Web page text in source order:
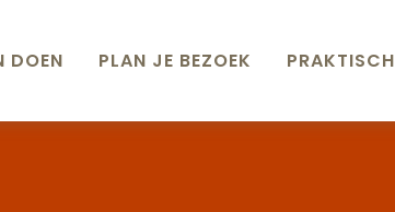
DOEN PLAN JE BEZOEK PRAKTISCH